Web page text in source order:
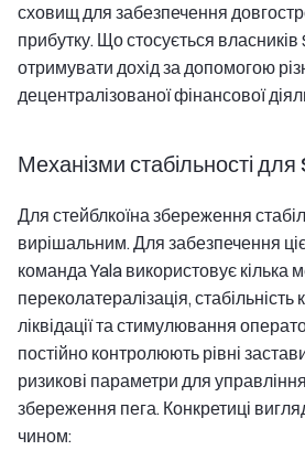
сховищ для забезпечення
прибутку. Що стосується
отримувати дохід за допомогою
децентралізованої фінансової
Механізми стабільності для
Для стейблкоїна збереження
вирішальним. Для забезпечення
команда Yala використовує кілька
переколатералізація, стабільність
ліквідації та стимулювання
постійно контролюють рівні
ризикові параметри для
збереження пега. Конкретиці
чином: